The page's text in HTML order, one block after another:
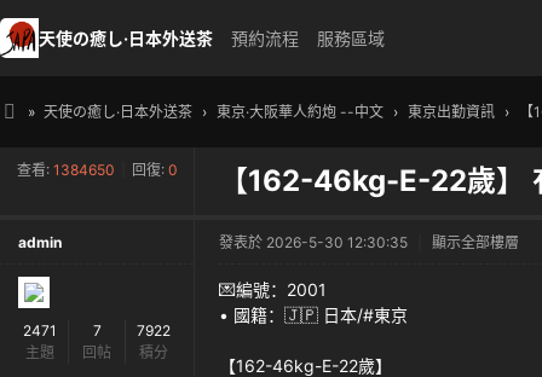
天使の癒し·日本外送茶 預約流程 服務區域
使
癒
» 天使の癒し·日本外送茶 › 東京·大阪華人約炮 --中文 › 東京出勤資訊 ›
查看: 1384650 回復: 0 【162-46kg-E-22歲】
admin
2471
主題
7
回帖
7922
積分
發表於 2026-5-30 12:30:35 顯示全部樓層
💌編號：2001
• 國籍：🇯🇵 日本/#東京
【162-46kg-E-22歲】